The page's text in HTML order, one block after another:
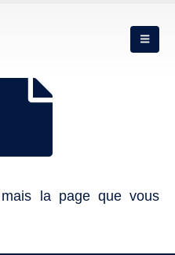
la page que vous